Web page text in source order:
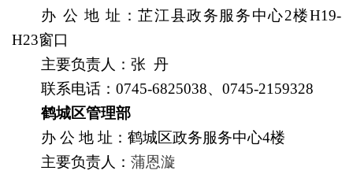
办 公 地 址 ：芷江县政务服务中心2楼H19-
H23窗口
主要负责人 ：张 丹
联系电话：0745-6825038、0745-2159328
鹤城区管理部
办 公 地 址 ：鹤城区政务服务中心4楼
主要负责人 ：蒲恩漩